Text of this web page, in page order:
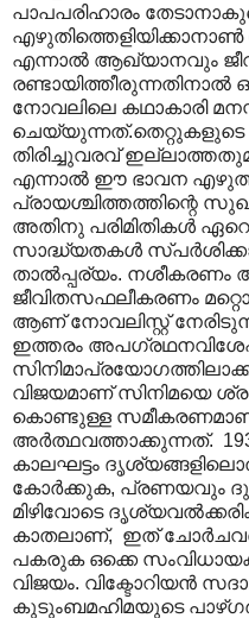
പാപപരിഹാരം
എഴുതിത്തെളിയിക്കാനാൺ
എന്നാൽ ആഖ്യാനവും
നോവലിലെ കഥാകാരി
തിരിച്ചുവരവ്
എന്നാൽ ഈ ഭാവന
പ്രായശ്ചിത്തത്തിന്റെ
അതിനു പരിമിതികൾ
സാദ്ധ്യതകൾ
താൽ‌പ്പര്യം. നശീകരണം
ജീവിതസഫലീകരണം
ആണ് നോവലിസ്റ്റ്
ഇത്തരം
വിജയമാണ് സിനിമയെ
കൊണ്ടുള്ള
അർത്ഥവത്താക്കുന്നത്.
കാലഘട്ടം
കോർക്കുക, പ്രണയവും
മിഴിവോടെ
കാതലാണ്, ഇത്
പകരുക ഒക്കെ
വിജയം. വിക്ടോറിയൻ
കുടുംബമഹിമയുടെ